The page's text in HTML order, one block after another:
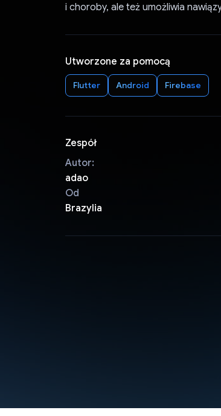
i choroby, ale też umożliwia
Utworzone za pomocą
Flutter Android Firebase
Zespół
Autor:
adao
Od
Brazylia